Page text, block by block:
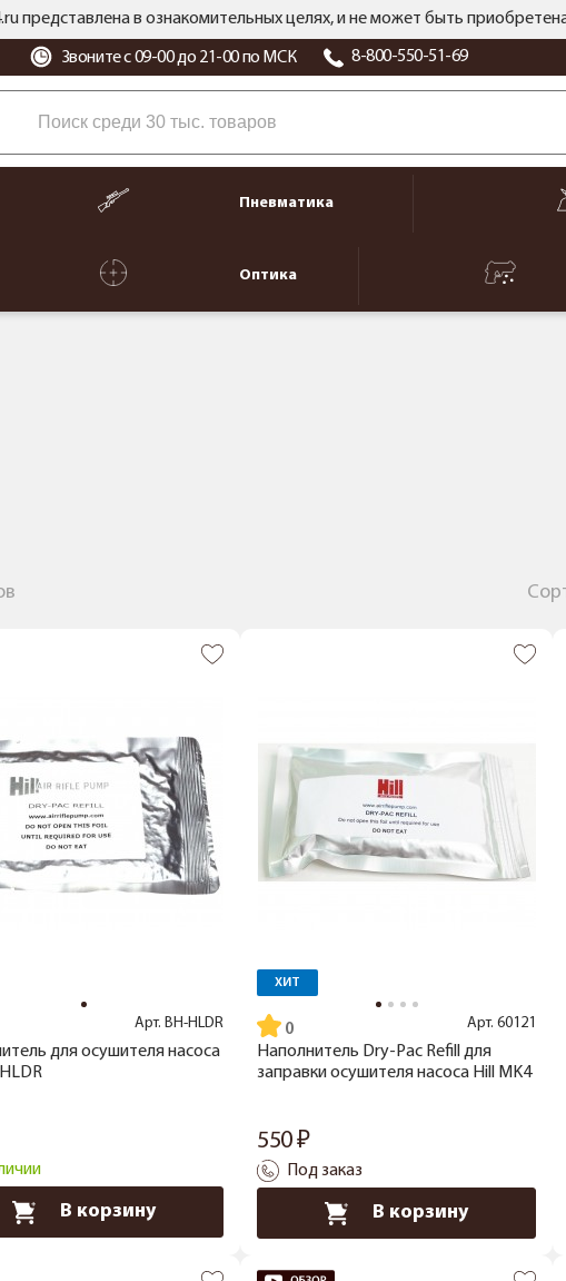
представлена в ознакомительных целях, и не может быть
Звоните с 09-00 до 21-00 по МСК 8-800-550-51-69
Пневматика
Оптика
Арт. BH-HLDR
для осушителя насоса
В корзину
ХИТ
Арт. 60121
Наполнитель Dry-Pac Refill для
заправки осушителя насоса Hill MK4
550
Под заказ
В корзину